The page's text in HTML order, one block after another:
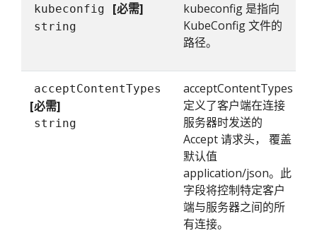
kubeconfig [必需]
string
kubeconfig 是指向
KubeConfig 文件的
路径。
acceptContentTypes
[必需]
string
acceptContentTypes
定义了客户端在连接
服务器时发送的
Accept 请求头， 覆盖
默认值
application/json。此
字段将控制特定客户
端与服务器之间的所
有连接。